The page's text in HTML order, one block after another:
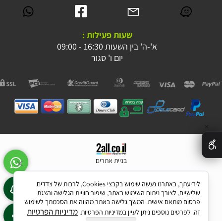
שעות פעילות :
א'-ה' בין השעות 16:30 - 09:00
יום ו' סגור
בניית אתרים
לידיעתך, באתרנו נעשה שימוש בקבצי Cookies, לרבות של צדדים
שלישיים, לצורך ניתוח השימוש באתר, שיפור חוויית הגלישה והצגת
פרסום מותאם אישית. המשך גלישה באתר מהווה את הסכמתך לשימוש
זה. לפרטים נוספים ניתן לעיין במדיניות הפרטיות. מדיניות הפרטיות